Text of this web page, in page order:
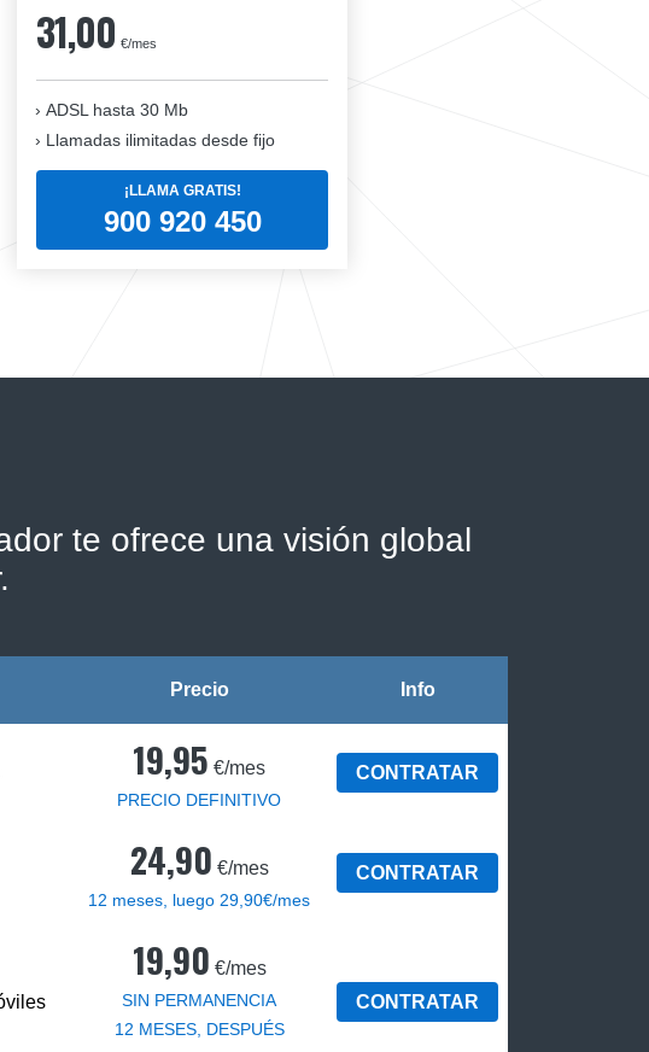
31,00 €/mes
ADSL hasta 30 Mb
Llamadas ilimitadas desde fijo
¡LLAMA GRATIS!
900 920 450
te ofrece una visión global
Precio Info
19,95 €/mes
PRECIO DEFINITIVO
CONTRATAR
24,90 €/mes
12 meses, luego 29,90€/mes
CONTRATAR
19,90 €/mes
SIN PERMANENCIA
12 MESES, DESPUÉS
CONTRATAR